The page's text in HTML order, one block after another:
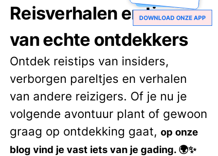
Reisverhalen en tips
van echte ontdekkers
Ontdek reistips van insiders,
verborgen pareltjes en verhalen
van andere reizigers. Of je nu je
volgende avontuur plant of gewoon
graag op ontdekking gaat, op onze
blog vind je vast iets van je gading. 🌍✨
DOWNLOAD ONZE APP